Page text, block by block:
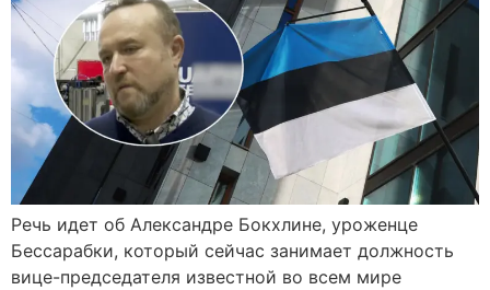
Речь идет об Александре Бокхлине, уроженце
Бессарабки, который сейчас занимает должность
вице-председателя известной во всем мире